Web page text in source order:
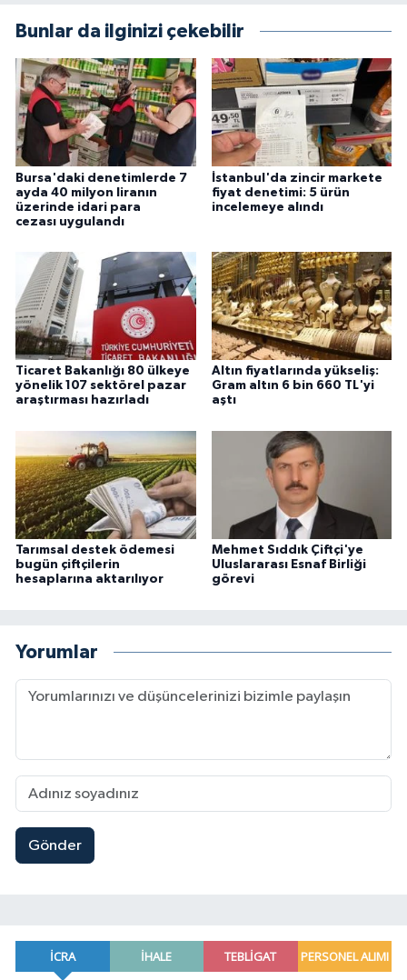
Bunlar da ilginizi çekebilir
Bursa'daki denetimlerde 7
ayda 40 milyon liranın
üzerinde idari para
cezası uygulandı
İstanbul'da zincir markete
fiyat denetimi: 5 ürün
incelemeye alındı
Ticaret Bakanlığı 80 ülkeye
yönelik 107 sektörel pazar
araştırması hazırladı
Altın fiyatlarında yükseliş:
Gram altın 6 bin 660 TL'yi
aştı
Tarımsal destek ödemesi
bugün çiftçilerin
hesaplarına aktarılıyor
Mehmet Sıddık Çiftçi'ye
Uluslararası Esnaf Birliği
görevi
Yorumlar
Gönder